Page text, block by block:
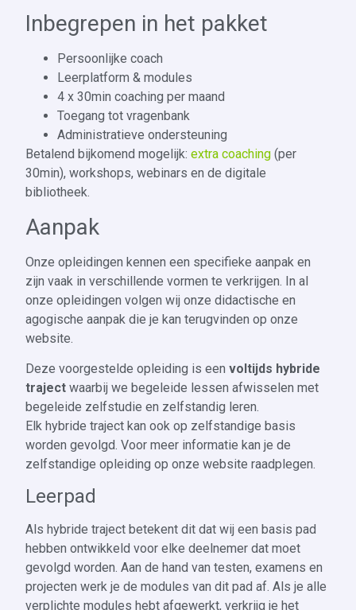
Inbegrepen in het pakket
Persoonlijke coach
Leerplatform & modules
4 x 30min coaching per maand
Toegang tot vragenbank
Administratieve ondersteuning
Betalend bijkomend mogelijk: extra coaching (per
30min), workshops, webinars en de digitale
bibliotheek.
Aanpak
Onze opleidingen kennen een specifieke aanpak en
zijn vaak in verschillende vormen te verkrijgen. In al
onze opleidingen volgen wij onze didactische en
agogische aanpak die je kan terugvinden op onze
website.
Deze voorgestelde opleiding is een voltijds hybride
traject waarbij we begeleide lessen afwisselen met
begeleide zelfstudie en zelfstandig leren.
Elk hybride traject kan ook op zelfstandige basis
worden gevolgd. Voor meer informatie kan je de
zelfstandige opleiding op onze website raadplegen.
Leerpad
Als hybride traject betekent dit dat wij een basis pad
hebben ontwikkeld voor elke deelnemer dat moet
gevolgd worden. Aan de hand van testen, examens en
projecten werk je de modules van dit pad af. Als je alle
verplichte modules hebt afgewerkt, verkrijg je het